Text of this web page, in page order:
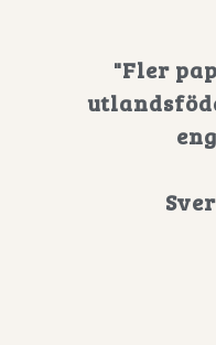
"Fler